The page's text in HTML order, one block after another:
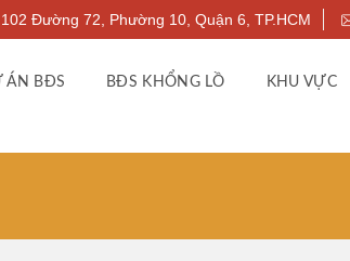
102 Đường 72, Phường 10, Quận 6, TP.HCM
ÁN BĐS BĐS KHỔNG LỒ KHU VỰC